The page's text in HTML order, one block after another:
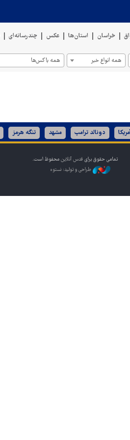
خراسان استان‌ها عکس چندرسانه‌ای
همه انواع خبر همه باکس‌ها
دونالد ترامپ مشهد تنگه هرمز
تمامی حقوق برای قدس آنلاین محفوظ است.
طراحی و تولید: نستوه